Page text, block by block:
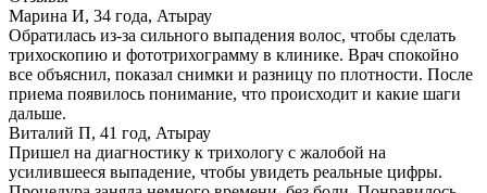
Марина И, 34 года, Атырау
Обратилась из-за сильного выпадения волос, чтобы сделать
трихоскопию и фототрихограмму в клинике. Врач спокойно
все объяснил, показал снимки и разницу по плотности. После
приема появилось понимание, что происходит и какие шаги
дальше.
Виталий П, 41 год, Атырау
Пришел на диагностику к трихологу с жалобой на
усилившееся выпадение, чтобы увидеть реальные цифры.